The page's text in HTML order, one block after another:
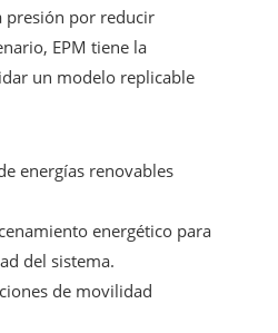
presión por reducir
EPM tiene la
un modelo replicable
energías renovables
energético para
del sistema.
de movilidad